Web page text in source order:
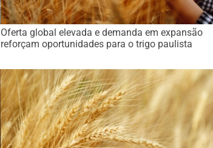
Oferta global elevada e demanda em expansão
reforçam oportunidades para o trigo paulista